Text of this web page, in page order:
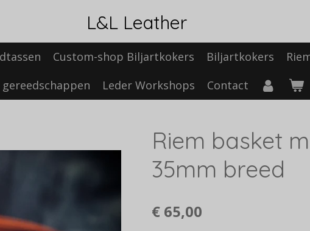
L&L Leather
Custom-shop Biljartkokers Biljartkokers
gereedschappen
Leder Workshops Contact
Riem basket
35mm breed
€ 65,00